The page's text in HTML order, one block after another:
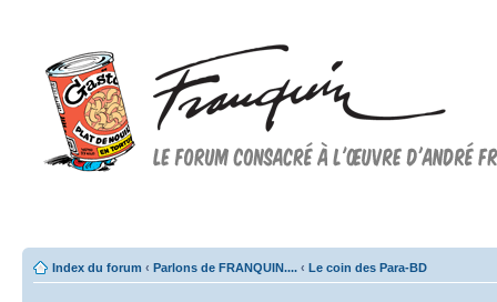
Index du forum ‹ Parlons de FRANQUIN.... ‹ Le coin des Para-BD